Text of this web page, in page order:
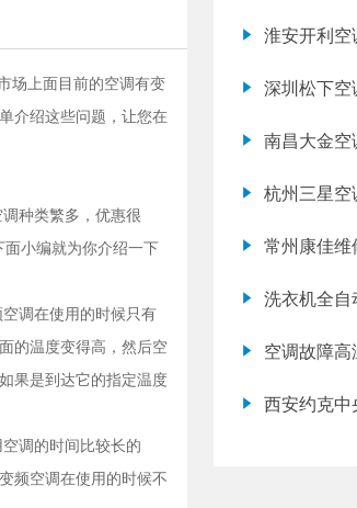
场上面目前的空调有变
介绍这些问题，让您在
种类繁多，优惠很
小编就为你介绍一下
调在使用的时候只有
的温度变得高，然后空
果是到达它的指定温度
调的时间比较长的
频空调在使用的时候不
淮安开利空
深圳松下空
南昌大金空
杭州三星空
常州康佳维
洗衣机全自
空调故障高
西安约克中